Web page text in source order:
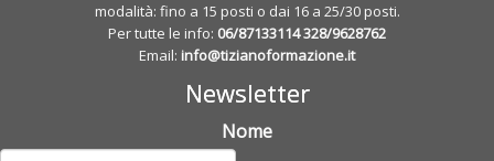
modalità: fino a 15 posti o dai 16 a 25/30 posti.
Per tutte le info: 06/87133114328/9628762
Email: info@tizianoformazione.it
Newsletter
Nome